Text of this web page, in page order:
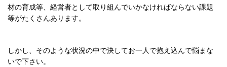
材の育成等、経営者として取り組んでいかなければならない課題
等がたくさんあります。
しかし、そのような状況の中で決してお一人で抱え込んで悩まな
いで下さい。